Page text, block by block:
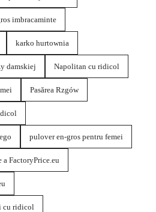
imbracaminte
karko hurtownia
damskiej Napolitan cu ridicol
Pasărea Rzgów
pulover en-gros pentru femei
FactoryPrice.eu
cu ridicol